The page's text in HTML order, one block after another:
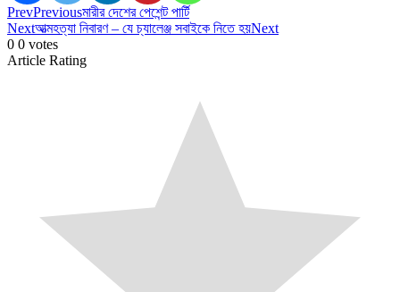
PrevPreviousমারীর দেশের পেশেন্ট পার্টি
Nextআত্মহত্যা নিবারণ – যে চ্যালেঞ্জ সবাইকে নিতে হয়Next
0 0 votes
Article Rating